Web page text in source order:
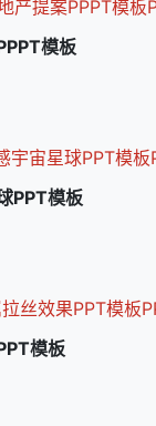
模板
PPT模板
模板